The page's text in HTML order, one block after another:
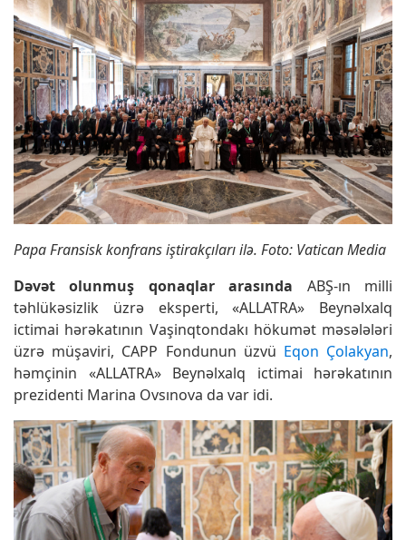
Papa Fransisk konfrans iştirakçıları ilə. Foto: Vatican Media
Dəvət olunmuş qonaqlar arasında ABŞ-ın milli
təhlükəsizlik üzrə eksperti, «ALLATRA» Beynəlxalq
ictimai hərəkatının Vaşinqtondakı hökumət məsələləri
üzrə müşaviri, CAPP Fondunun üzvü Eqon Çolakyan,
həmçinin «ALLATRA» Beynəlxalq ictimai hərəkatının
prezidenti Marina Ovsınova da var idi.